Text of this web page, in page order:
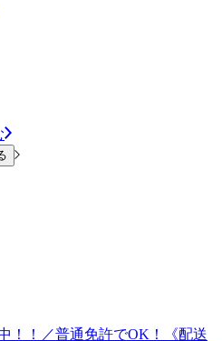
！！／普通免許でOK！《配送